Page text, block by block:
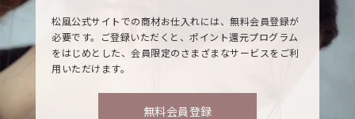
松風公式サイトでの商材お仕入れには、無料会員登録が
必要です。ご登録いただくと、ポイント還元プログラム
をはじめとした、会員限定のさまざまなサービスをご利
用いただけます。
無料会員登録